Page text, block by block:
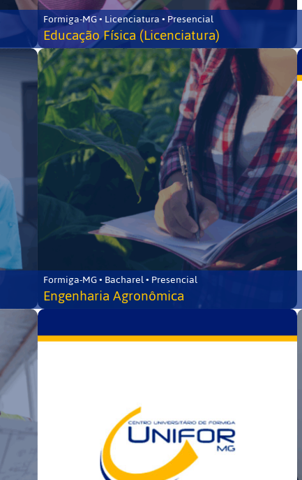
Formiga-MG • Licenciatura • Presencial
Educação Física (Licenciatura)
Formiga-MG • Bacharel • Presencial
Engenharia Agronômica